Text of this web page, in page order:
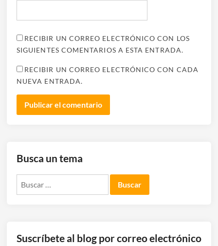
RECIBIR UN CORREO ELECTRÓNICO CON LOS
SIGUIENTES COMENTARIOS A ESTA ENTRADA.
RECIBIR UN CORREO ELECTRÓNICO CON CADA
NUEVA ENTRADA.
Busca un tema
Suscríbete al blog por correo electrónico